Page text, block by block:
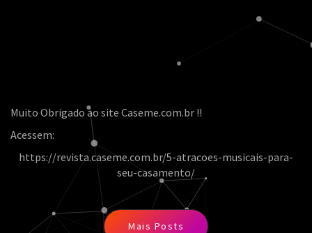
Muito Obrigado ao site Caseme.com.br !!
Acessem:
https://revista.caseme.com.br/5-atracoes-musicais-para-
seu-casamento/
Mais Posts